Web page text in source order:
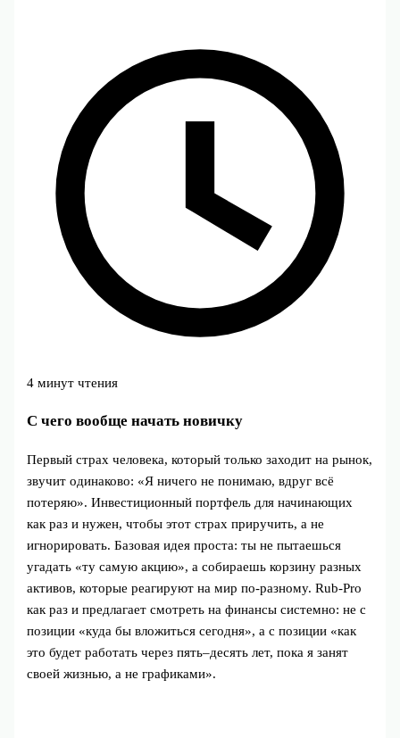
4 минут чтения
С чего вообще начать новичку
Первый страх человека, который только заходит на рынок,
звучит одинаково: «Я ничего не понимаю, вдруг всё
потеряю». Инвестиционный портфель для начинающих
как раз и нужен, чтобы этот страх приручить, а не
игнорировать. Базовая идея проста: ты не пытаешься
угадать «ту самую акцию», а собираешь корзину разных
активов, которые реагируют на мир по‑разному. Rub-Pro
как раз и предлагает смотреть на финансы системно: не с
позиции «куда бы вложиться сегодня», а с позиции «как
это будет работать через пять–десять лет, пока я занят
своей жизнью, а не графиками».